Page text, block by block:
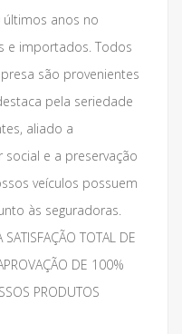
anos no
e importados. Todos
são provenientes
pela seriedade
aliado a
e a preservação
veículos possuem
às seguradoras.
TOTAL DE
DE 100%
PRODUTOS